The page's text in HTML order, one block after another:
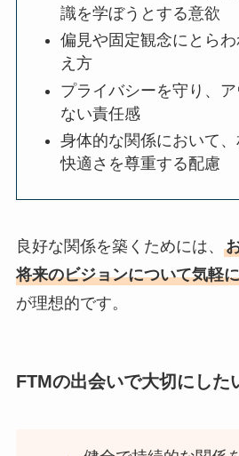
識を学ぼうとする意欲
偏見や固定観念にとら
え方
プライバシーを守り、
ない責任感
身体的な関係において
快適さを尊重する配慮
良好な関係を築くためには、
将来のビジョンについて気軽
が理想的です。
FTMの出会いで大切にした